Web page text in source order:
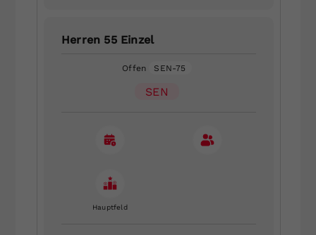
Herren 55 Einzel
Offen SEN-75
SEN
Hauptfeld